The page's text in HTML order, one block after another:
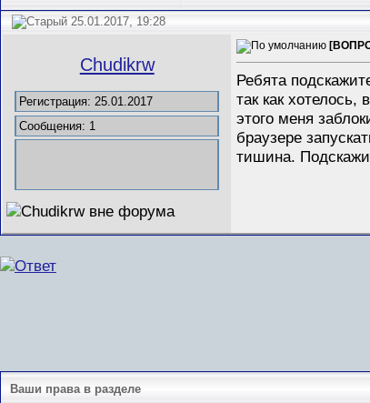
25.01.2017, 19:28
Chudikrw
Регистрация: 25.01.2017
Сообщения: 1
Ребята
так как хотелось,
этого меня
браузере
тишина.
Ваши права в разделе